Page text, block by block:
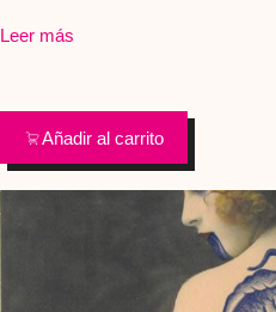
Leer más
Añadir al carrito